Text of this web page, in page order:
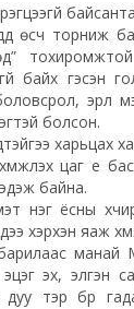
ѳсч торниж
байх гэсэн
боловсрол,
болсон.
цаг үе
байна.
ёсны
хэрхэн яаж
манай
элгэн
тэр бүр